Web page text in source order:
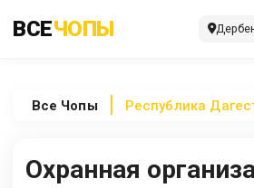
ВСЕЧОПЫ
Все Чопы Республика
Охранная